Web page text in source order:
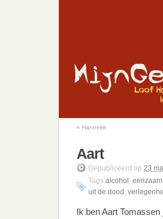
« Hanneke
Aart
Gepubliceerd op 23
Tags:alcohol , eenzaam
uit de dood ,
Ik ben Aart